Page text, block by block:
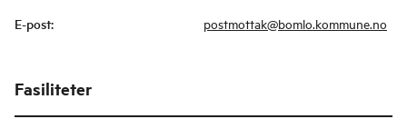
E-post: postmottak@bomlo.kommune.no
Fasiliteter